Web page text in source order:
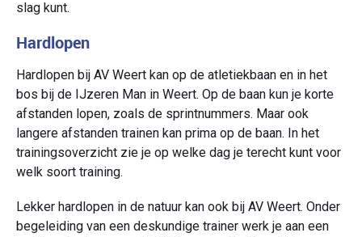
slag kunt.
Hardlopen
Hardlopen bij AV Weert kan op de atletiekbaan en in het
bos bij de IJzeren Man in Weert. Op de baan kun je korte
afstanden lopen, zoals de sprintnummers. Maar ook
langere afstanden trainen kan prima op de baan. In het
trainingsoverzicht zie je op welke dag je terecht kunt voor
welk soort training.
Lekker hardlopen in de natuur kan ook bij AV Weert. Onder
begeleiding van een deskundige trainer werk je aan een